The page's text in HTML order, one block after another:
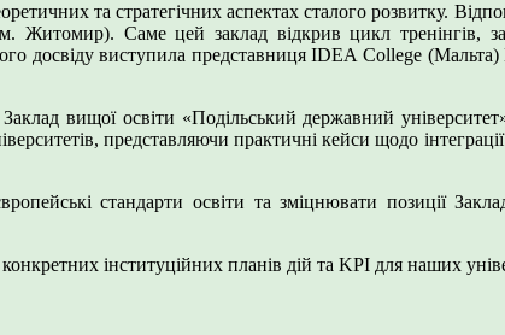
та стратегічних аспектах сталого розвитку.
Житомир). Саме цей заклад відкрив цикл тренінгів,
досвіду виступила представниця IDEA College
вищої освіти «Подільський державний
представляючи практичні кейси щодо
стандарти освіти та зміцнювати позиції
інституційних планів дій та KPI для наших